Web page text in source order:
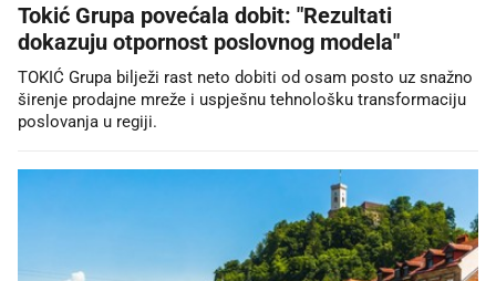
Tokić Grupa povećala dobit: "Rezultati
dokazuju otpornost poslovnog modela"
TOKIĆ Grupa bilježi rast neto dobiti od osam posto uz snažno
širenje prodajne mreže i uspješnu tehnološku transformaciju
poslovanja u regiji.